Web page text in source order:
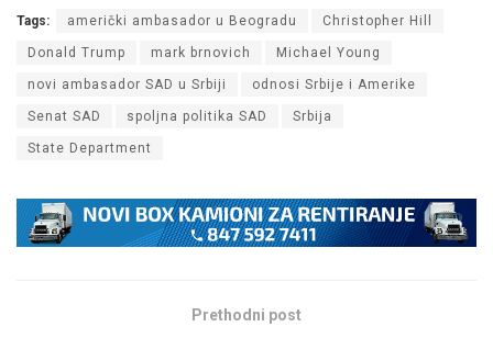
Tags: američki ambasador u Beogradu Christopher Hill
Donald Trump mark brnovich Michael Young
novi ambasador SAD u Srbiji odnosi Srbije i Amerike
Senat SAD spoljna politika SAD Srbija
State Department
Prethodni post